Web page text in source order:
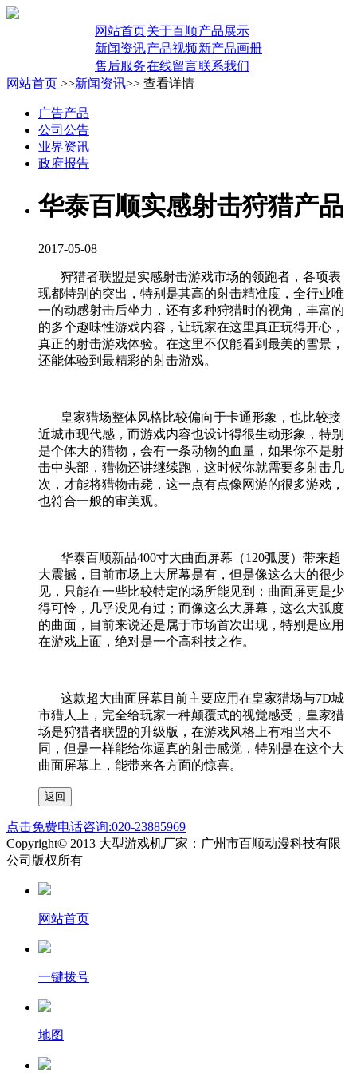
网站首页关于百顺产品展示
新闻资讯产品视频新产品画册
售后服务在线留言联系我们
网站首页 >>新闻资讯>> 查看详情
广告产品
公司公告
业界资讯
政府报告
华泰百顺实感射击狩猎产品
2017-05-08
狩猎者联盟是实感射击游戏市场的领跑者，各项表
现都特别的突出，特别是其高的射击精准度，全行业唯
一的动感射击后坐力，还有多种狩猎时的视角，丰富的
的多个趣味性游戏内容，让玩家在这里真正玩得开心，
真正的射击游戏体验。在这里不仅能看到最美的雪景，
还能体验到最精彩的射击游戏。
皇家猎场整体风格比较偏向于卡通形象，也比较接
近城市现代感，而游戏内容也设计得很生动形象，特别
是个体大的猎物，会有一条动物的血量，如果你不是射
击中头部，猎物还讲继续跑，这时候你就需要多射击几
次，才能将猎物击毙，这一点有点像网游的很多游戏，
也符合一般的审美观。
华泰百顺新品400寸大曲面屏幕（120弧度）带来超
大震撼，目前市场上大屏幕是有，但是像这么大的很少
见，只能在一些比较特定的场所能见到；曲面屏更是少
得可怜，几乎没见有过；而像这么大屏幕，这么大弧度
的曲面，目前来说还是属于市场首次出现，特别是应用
在游戏上面，绝对是一个高科技之作。
这款超大曲面屏幕目前主要应用在皇家猎场与7D城
市猎人上，完全给玩家一种颠覆式的视觉感受，皇家猎
场是狩猎者联盟的升级版，在游戏风格上有相当大不
同，但是一样能给你逼真的射击感觉，特别是在这个大
曲面屏幕上，能带来各方面的惊喜。
点击免费电话咨询:020-23885969
Copyright© 2013 大型游戏机厂家：广州市百顺动漫科技有限
公司版权所有
网站首页
一键拨号
地图